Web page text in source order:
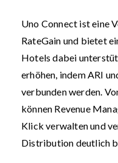
Uno Connect ist eine
RateGain und bietet
Hotels dabei
erhöhen, indem ARI
verbunden werden.
können Revenue
Klick verwalten und
Distribution deutlich